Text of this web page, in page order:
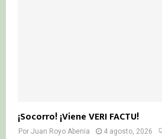
¡Socorro! ¡Viene VERI FACTU!
Por Juan Royo Abenia 4 agosto, 2026